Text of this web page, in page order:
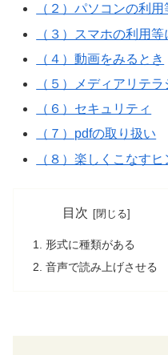
（２）パソコンの利
（３）スマホの利用等
（４）動画をみるとき
（５）メディアリテラ
（６）セキュリティ
（７）pdfの取り扱い
（８）楽しくこなすヒ
目次
形式に種類がある
音声で読み上げさせる